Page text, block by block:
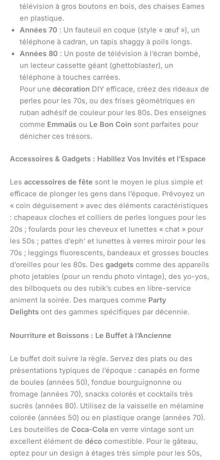
télévision à gros boutons en bois, des chaises Eames
en plastique.
Années 70 : Un fauteuil en coque (style « œuf »), un
téléphone à cadran, un tapis shaggy à poils longs.
Années 80 : Un poste de télévision à l’écran bombé,
un lecteur cassette géant (ghettoblaster), un
téléphone à touches carrées.
Pour une décoration DIY efficace, créez des rideaux de
perles pour les 70s, ou des frises géométriques en
ruban adhésif de couleur pour les 80s. Des enseignes
comme Emmaüs ou Le Bon Coin sont parfaites pour
dénicher ces trésors.
Accessoires & Gadgets : Habillez Vos Invités et l’Espace
Les accessoires de fête sont le moyen le plus simple et
efficace de plonger les gens dans l’époque. Prévoyez un
« coin déguisement » avec des éléments caractéristiques
: chapeaux cloches et colliers de perles longues pour les
20s ; foulards pour les cheveux et lunettes « chat » pour
les 50s ; pattes d’eph’ et lunettes à verres miroir pour les
70s ; leggings fluorescents, bandeaux et grosses boucles
d’oreilles pour les 80s. Des gadgets comme des appareils
photo jetables (pour un rendu photo vintage), des yo-yos,
des bilboquets ou des rubik’s cubes en libre-service
animent la soirée. Des marques comme Party
Delights ont des gammes spécifiques par décennie.
Nourriture et Boissons : Le Buffet à l’Ancienne
Le buffet doit suivre la règle. Servez des plats ou des
présentations typiques de l’époque : canapés en forme
de boules (années 50), fondue bourguignonne ou
fromage (années 70), snacks colorés et cocktails très
sucrés (années 80). Utilisez de la vaisselle en mélamine
colorée (années 50) ou en plastique orange (années 70).
Les bouteilles de Coca-Cola en verre vintage sont un
excellent élément de déco comestible. Pour le gâteau,
optez pour un design à étages très simple pour les 50s,